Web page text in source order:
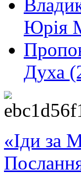
Юрія
Духа
«Іди за